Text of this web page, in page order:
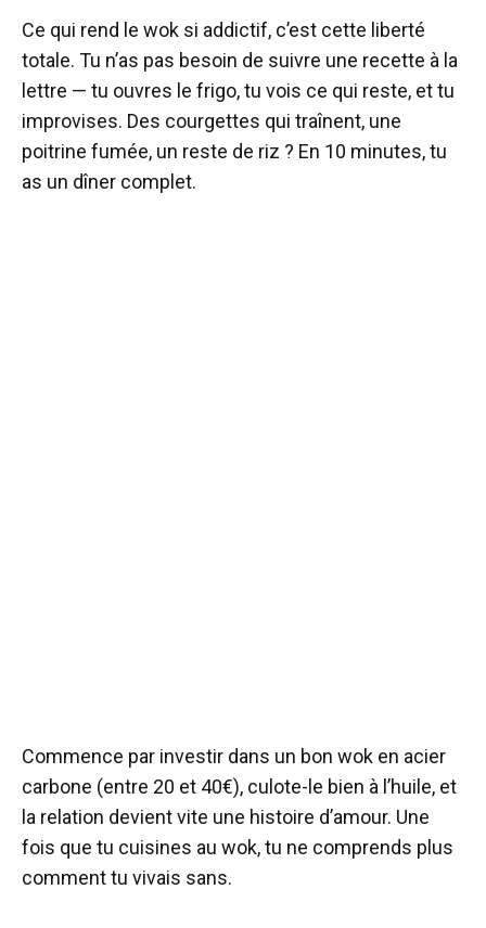
Ce qui rend le wok si addictif, c’est cette liberté
totale. Tu n’as pas besoin de suivre une recette à la
lettre — tu ouvres le frigo, tu vois ce qui reste, et tu
improvises. Des courgettes qui traînent, une
poitrine fumée, un reste de riz ? En 10 minutes, tu
as un dîner complet.
Commence par investir dans un bon wok en acier
carbone (entre 20 et 40€), culote-le bien à l’huile, et
la relation devient vite une histoire d’amour. Une
fois que tu cuisines au wok, tu ne comprends plus
comment tu vivais sans.